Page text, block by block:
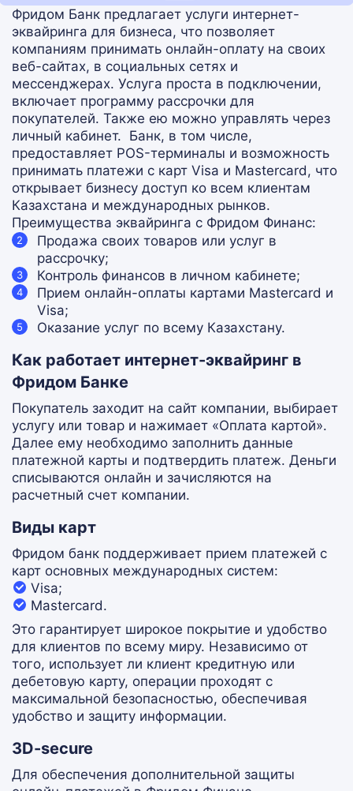
Фридом Банк предлагает услуги интернет-
эквайринга для бизнеса, что позволяет
компаниям принимать онлайн-оплату на своих
веб-сайтах, в социальных сетях и
мессенджерах. Услуга проста в подключении,
включает программу рассрочки для
покупателей. Также ею можно управлять через
личный кабинет. Банк, в том числе,
предоставляет POS-терминалы и возможность
принимать платежи с карт Visa и Mastercard, что
открывает бизнесу доступ ко всем клиентам
Казахстана и международных рынков.
Преимущества эквайринга с Фридом Финанс:
Продажа своих товаров или услуг в
рассрочку;
Контроль финансов в личном кабинете;
Прием онлайн-оплаты картами Mastercard и
Visa;
Оказание услуг по всему Казахстану.
Как работает интернет-эквайринг в
Фридом Банке
Покупатель заходит на сайт компании, выбирает
услугу или товар и нажимает «Оплата картой».
Далее ему необходимо заполнить данные
платежной карты и подтвердить платеж. Деньги
списываются онлайн и зачисляются на
расчетный счет компании.
Виды карт
Фридом банк поддерживает прием платежей с
карт основных международных систем:
Visa;
Mastercard.
Это гарантирует широкое покрытие и удобство
для клиентов по всему миру. Независимо от
того, использует ли клиент кредитную или
дебетовую карту, операции проходят с
максимальной безопасностью, обеспечивая
удобство и защиту информации.
3D-secure
Для обеспечения дополнительной защиты